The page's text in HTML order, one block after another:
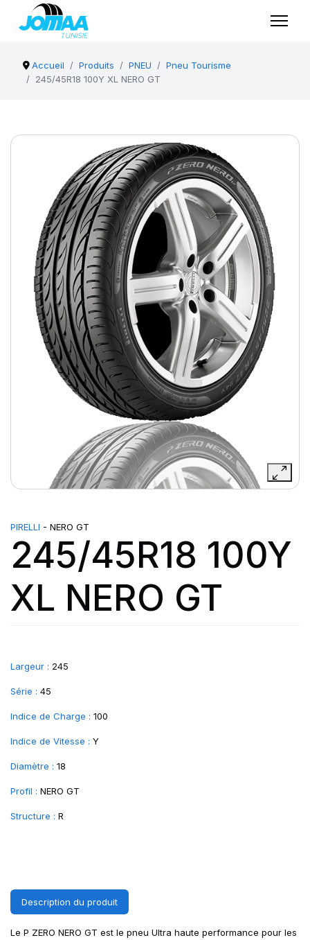
Accueil Produits PNEU
Pneu Tourisme
245/45R18 100Y XL NERO GT
PIRELLI - NERO GT
245/45R18 100Y
XL NERO GT
Largeur : 245
Série : 45
Indice de Charge : 100
Indice de Vitesse : Y
Diamètre : 18
Profil : NERO GT
Structure : R
Description du produit
Le P ZERO NERO GT est le pneu Ultra haute performance pour les